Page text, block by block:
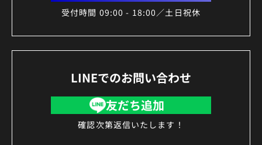
受付時間 09:00 - 18:00／土日祝休
LINEでのお問い合わせ
友だち追加
確認次第返信いたします！